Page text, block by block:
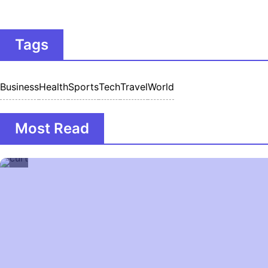
Tags
BusinessHealthSportsTechTravelWorld
Most Read